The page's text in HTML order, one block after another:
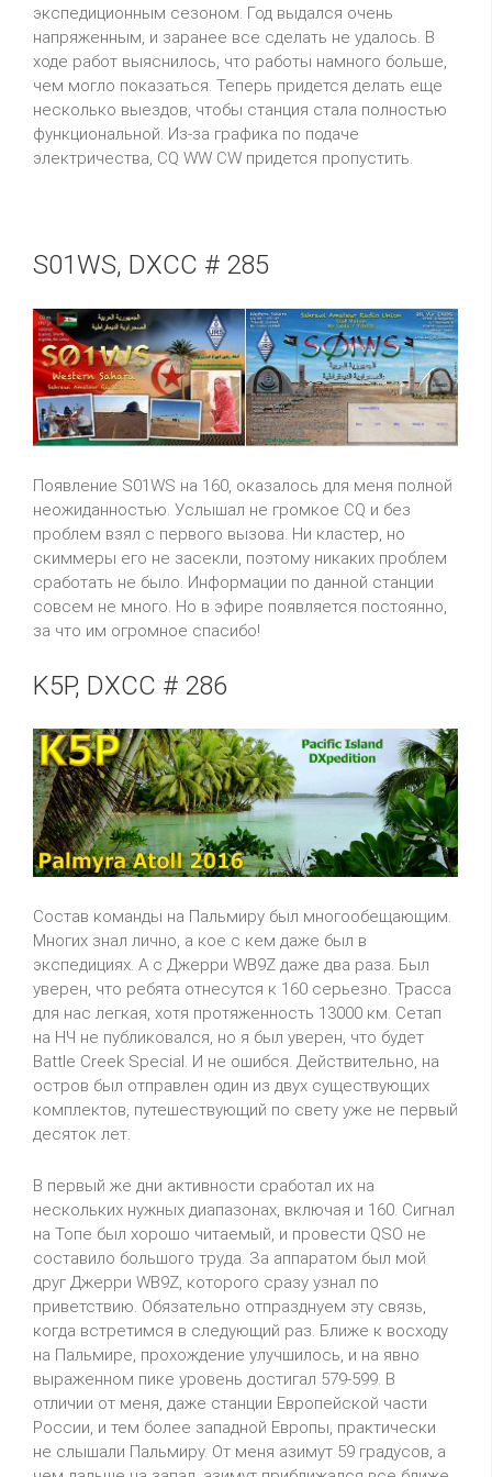
экспедиционным сезоном. Год выдался очень
напряженным, и заранее все сделать не удалось. В
ходе работ выяснилось, что работы намного больше,
чем могло показаться. Теперь придется делать еще
несколько выездов, чтобы станция стала полностью
функциональной. Из-за графика по подаче
электричества, CQ WW CW придется пропустить.
S01WS, DXCC # 285
Появление S01WS на 160, оказалось для меня полной
неожиданностью. Услышал не громкое CQ и без
проблем взял с первого вызова. Ни кластер, но
скиммеры его не засекли, поэтому никаких проблем
сработать не было. Информации по данной станции
совсем не много. Но в эфире появляется постоянно,
за что им огромное спасибо!
K5P, DXCC # 286
Состав команды на Пальмиру был многообещающим.
Многих знал лично, а кое с кем даже был в
экспедициях. А с Джерри WB9Z даже два раза. Был
уверен, что ребята отнесутся к 160 серьезно. Трасса
для нас легкая, хотя протяженность 13000 км. Сетап
на НЧ не публиковался, но я был уверен, что будет
Battle Creek Special. И не ошибся. Действительно, на
остров был отправлен один из двух существующих
комплектов, путешествующий по свету уже не первый
десяток лет.
В первый же дни активности сработал их на
нескольких нужных диапазонах, включая и 160. Сигнал
на Топе был хорошо читаемый, и провести QSO не
составило большого труда. За аппаратом был мой
друг Джерри WB9Z, которого сразу узнал по
приветствию. Обязательно отпразднуем эту связь,
когда встретимся в следующий раз. Ближе к восходу
на Пальмире, прохождение улучшилось, и на явно
выраженном пике уровень достигал 579-599. В
отличии от меня, даже станции Европейской части
России, и тем более западной Европы, практически
не слышали Пальмиру. От меня азимут 59 градусов, а